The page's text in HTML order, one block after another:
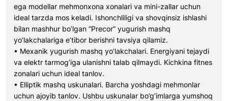
ega modellar mehmonxona xonalari va mini-zallar uchun
ideal tarzda mos keladi. Ishonchliligi va shovqinsiz ishlashi
bilan mashhur bo’lgan “Precor” yugurish mashq
yo’lakchalariga e’tibor berishni tavsiya qilamiz.
• Mexanik yugurish mashq yo’lakchalari. Energiyani tejaydi
va elektr tarmog’iga ulanishni talab qilmaydi. Kichkina fitnes
zonalari uchun ideal tanlov.
• Elliptik mashq uskunalari. Barcha yoshdagi mehmonlar
uchun ajoyib tanlov. Ushbu uskunalar bo’g’imlarga yumshoq